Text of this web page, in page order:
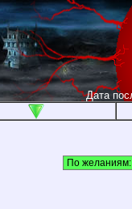
Дата